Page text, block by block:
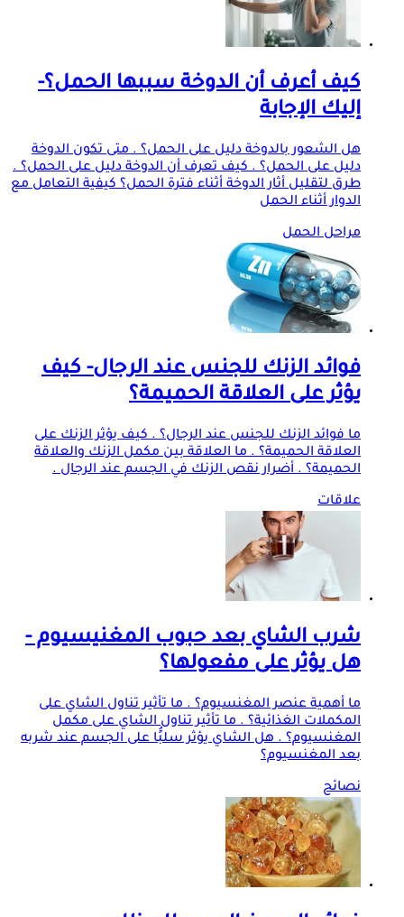
كيف أعرف أن الدوخة سببها الحمل؟-
إليك الإجابة
هل الشعور بالدوخة دليل على الحمل؟ . متى تكون الدوخة
دليل على الحمل؟ . كيف تعرف أن الدوخة دليل على الحمل؟ .
طرق لتقليل أثار الدوخة أثناء فترة الحمل؟ كيفية التعامل مع
الدوار أثناء الحمل
مراحل الحمل
فوائد الزنك للجنس عند الرجال- كيف
يؤثر على العلاقة الحميمة؟
ما فوائد الزنك للجنس عند الرجال؟ . كيف يؤثر الزنك على
العلاقة الحميمة؟ . ما العلاقة بين مكمل الزنك والعلاقة
الحميمة؟ . أضرار نقص الزنك في الجسم عند الرجال .
علاقات
شرب الشاي بعد حبوب المغنيسيوم -
هل يؤثر على مفعولها؟
ما أهمية عنصر المغنسيوم؟ . ما تأثير تناول الشاي على
المكملات الغذائية؟ . ما تأثير تناول الشاي على مكمل
المغنسيوم؟ . هل الشاي يؤثر سلبًُا على الجسم عند شربه
بعد المغنسيوم؟
نصائح